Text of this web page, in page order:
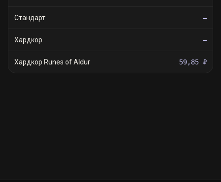
Стандарт —
Хардкор —
Хардкор Runes of Aldur 59,85 ₽